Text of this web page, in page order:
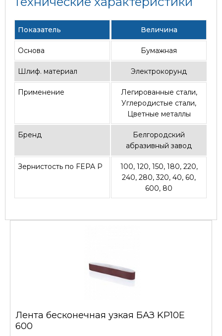
Показатель Величина
Основа Бумажная
Шлиф. материал Электрокорунд
Применение
Легированные стали,
Углеродистые стали,
Цветные металлы
Бренд
Белгородский
абразивный завод
Зернистость по FEPA P
100, 120, 150, 180, 220,
240, 280, 320, 40, 60,
600, 80
Лента бесконечная узкая БАЗ KP10E
600